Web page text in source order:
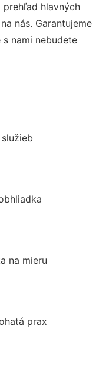
prehľad hlavných
nás. Garantujeme
nami nebudete
na mieru
prax